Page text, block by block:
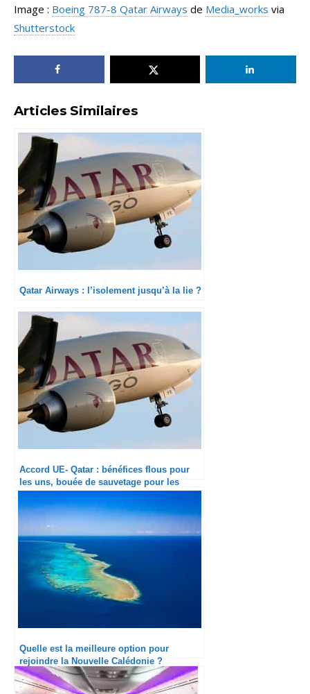
Image : Boeing 787-8 Qatar Airways de Media_works via
Shutterstock
Articles Similaires
Qatar Airways : l’isolement jusqu’à la lie ?
Accord UE- Qatar : bénéfices flous pour
les uns, bouée de sauvetage pour les
Quelle est la meilleure option pour
rejoindre la Nouvelle Calédonie ?